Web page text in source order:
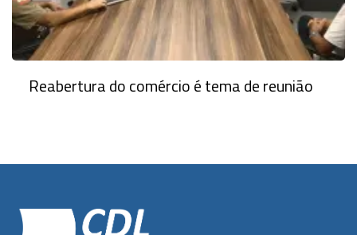
Reabertura do comércio é tema de reunião